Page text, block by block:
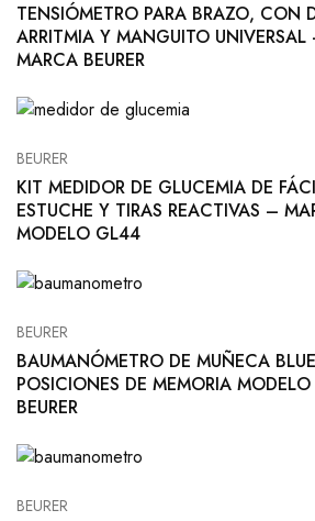
TENSIÓMETRO PARA BRAZO, CON
ARRITMIA Y MANGUITO
MARCA BEURER
BEURER
KIT MEDIDOR DE GLUCEMIA DE
ESTUCHE Y TIRAS REACTIVAS –
MODELO GL44
BEURER
BAUMANÓMETRO DE MUÑECA
POSICIONES DE MEMORIA
BEURER
BEURER